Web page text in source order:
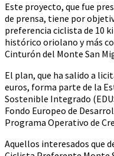
Este proyecto, que fue
de prensa, tiene por
preferencia ciclista de 10
histórico oriolano y más
Cinturón del Monte San
El plan, que ha salido a
euros, forma parte de la
Sostenible Integrado
Fondo Europeo de
Programa Operativo de
Aquellos interesados que